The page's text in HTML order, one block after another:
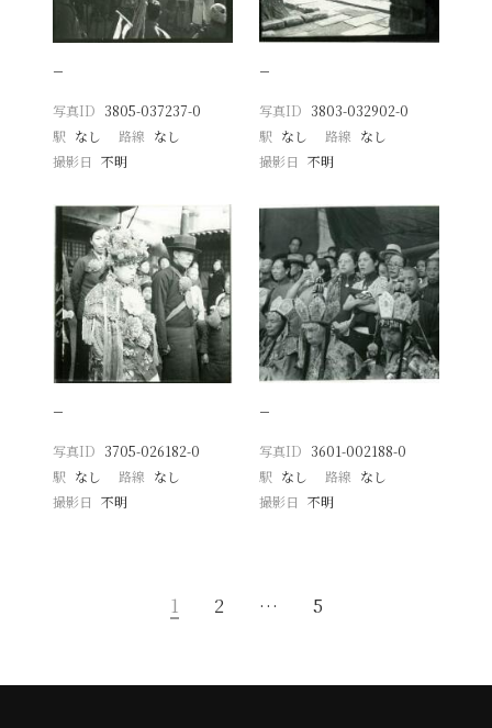
−
写真ID 3805-037237-0
駅 なし 路線 なし
撮影日
不明
−
写真ID 3803-032902-0
駅 なし 路線 なし
撮影日 不明
−
写真ID 3705-026182-0
駅 なし 路線 なし
撮影日
不明
−
写真ID 3601-002188-0
駅 なし 路線 なし
撮影日 不明
1 2 … 5